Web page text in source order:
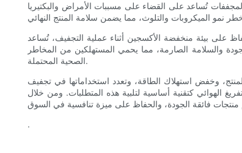
تُساعد على القضاء على مسببات الأمراض والبكتيريا
على بيئة منخفضة الأكسجين أثناء عملية التجفيف، تُساعد
والسلامة الصارمة، مما يحمي المستهلكين من المخاطر
الصحية المحتملة.
وخفض استهلاك الطاقة، وتعدد استخداماتها في تجفيف
الهوائي كتقنية أساسية لتلبية هذه المتطلبات. ومن خلال
.